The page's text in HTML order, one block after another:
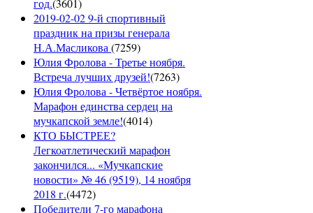
год.(3601)
2019-02-02 9-й спортивный
праздник на призы генерала
Н.А.Масликова(7259)
Юлия Фролова - Третье ноября.
Встреча лучших друзей!(7263)
Юлия Фролова - Четвёртое ноября.
Марафон единства сердец на
мучкапской земле!(4014)
КТО БЫСТРЕЕ?
Легкоатлетический марафон
закончился... «Мучкапские
новости» № 46 (9519), 14 ноября
2018 г.(4472)
Победители 7-го марафона